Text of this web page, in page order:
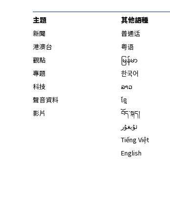
主題
新聞
港澳台
觀點
專題
科技
聲音資料
影片
其他語種
普通话
粤语
မြန်မာ
한국어
ລາວ
ខ្មែ
བོད་སྐད།
ئۇيغۇر
Tiếng Việt
English